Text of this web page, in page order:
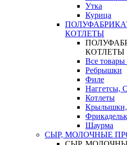
Утка
Курица
КОТЛЕТЫ
КОТЛЕТЫ
Все товары
Ребрышки
Филе
Наггетсы,
Котлеты
Крылышки,
Шаурма
СЫР, МОЛОЧНЫЕ